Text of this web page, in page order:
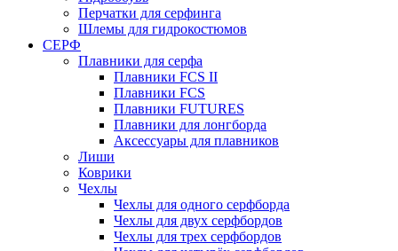
Перчатки для серфинга
Шлемы для гидрокостюмов
СЕРФ
Плавники для серфа
Плавники FCS II
Плавники FCS
Плавники FUTURES
Плавники для лонгборда
Аксессуары для плавников
Лиши
Коврики
Чехлы
Чехлы для одного серфборда
Чехлы для двух серфбордов
Чехлы для трех серфбордов